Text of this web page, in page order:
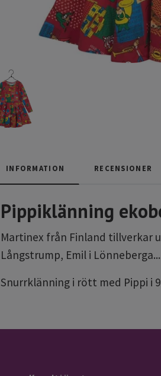
INFORMATION RECENSIONER
Pippiklänning
Martinex från Finland tillverkar
Långstrump, Emil i
Snurrklänning i rött med Pippi i